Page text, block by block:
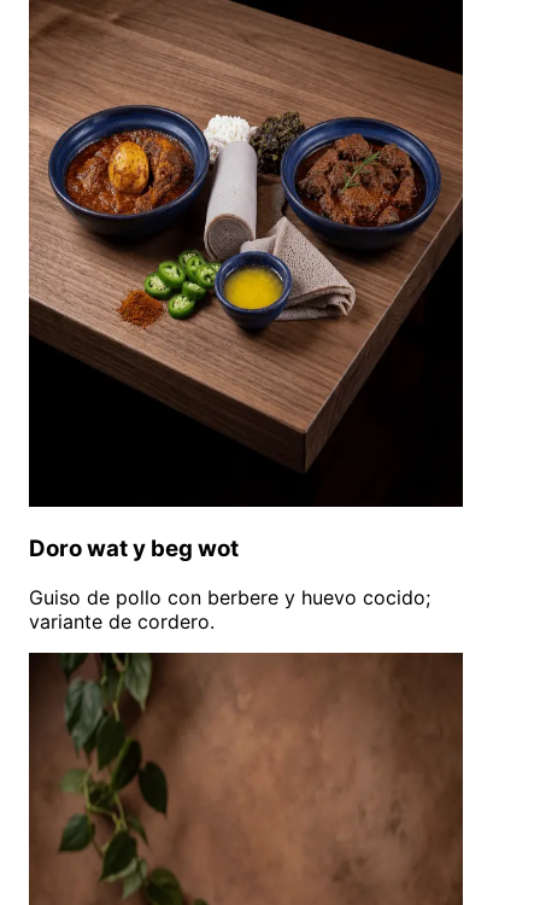
Doro wat y beg wot
Guiso de pollo con berbere y huevo cocido;
variante de cordero.